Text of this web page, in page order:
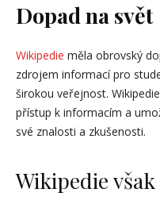
Dopad na svět
Wikipedie měla obrovský
zdrojem informací pro
širokou veřejnost.
přístup k informacím a
své znalosti a zkušenosti.
Wikipedie